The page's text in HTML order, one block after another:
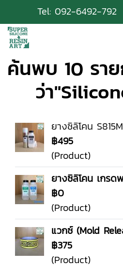
Tel: 092-6492-792
ค้นพบ 10 รา
ว่า
ยางซิลิโคน
฿495
(Product)
ยางซิลิโคน เกรด
฿0
(Product)
แวกซ์ (Mold
฿375
(Product)